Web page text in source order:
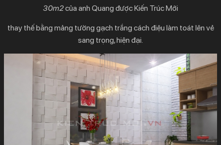
30m2của anh Quang được Kiến Trúc Mới
thay thế bằng mảng tường gạch trắng cách điệu làm toát lên vẻ
sang trọng, hiện đại.